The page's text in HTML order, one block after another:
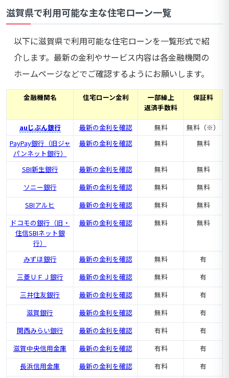
滋賀県で利用可能な主な住宅ローン一覧
以下に滋賀県で利用可能な住宅ローンを一覧形式で紹
介します。最新の金利やサービス内容は各金融機関の
ホームページなどでご確認するようにお願いします。
金融機関名 住宅ローン金利
一部繰上
返済手数料
保証料
auじぶん銀行 最新の金利を確認 無料
無料（※）
PayPay銀行（旧ジャ
パンネット銀行）
最新の金利を確認 無料 無料
SBI新生銀行 最新の金利を確認 無料
無料
ソニー銀行
最新の金利を確認 無料
無料
SBIアルヒ
最新の金利を確認 無料
無料
ドコモの銀行（旧・
住信SBIネット銀
行）
最新の金利を確認 無料 無料
みずほ銀行 最新の金利を確認 無料
有
三菱ＵＦＪ銀行
最新の金利を確認 無料
有
三井住友銀行
最新の金利を確認 無料
有
滋賀銀行
最新の金利を確認 無料
有
関西みらい銀行
最新の金利を確認 有料
有
滋賀中央信用金庫
最新の金利を確認 有料
有
長浜信用金庫
最新の金利を確認 有料
有